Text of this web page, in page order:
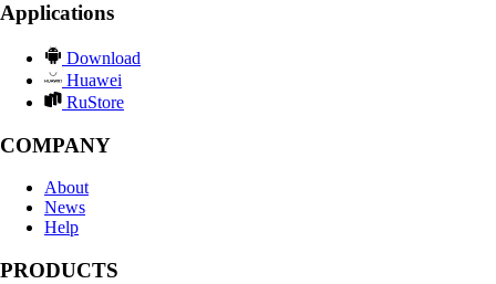
Applications
Download
Huawei
RuStore
COMPANY
About
News
Help
PRODUCTS